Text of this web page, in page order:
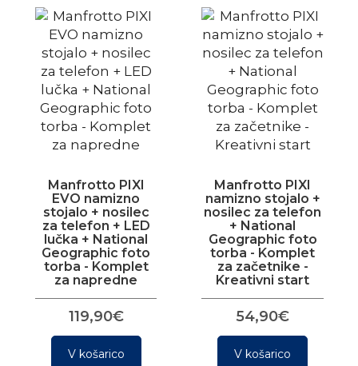
Manfrotto PIXI
EVO namizno
stojalo + nosilec
za telefon + LED
lučka + National
Geographic foto
torba - Komplet
za napredne
119,90€
V košarico
Manfrotto PIXI
namizno stojalo +
nosilec za telefon
+ National
Geographic foto
torba - Komplet
za začetnike -
Kreativni start
54,90€
V košarico